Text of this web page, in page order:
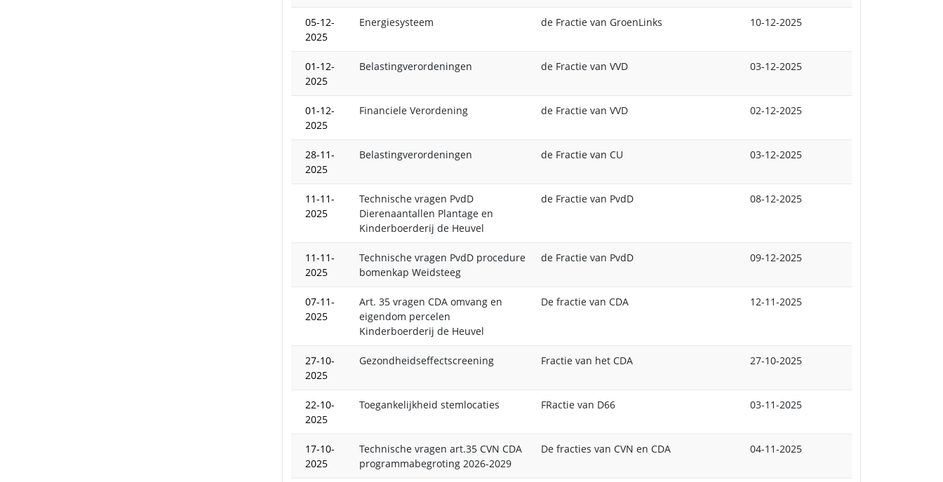
05-12-
2025
Energiesysteem de Fractie van GroenLinks 10-12-2025
01-12-
2025
Belastingverordeningen de Fractie van VVD 03-12-2025
01-12-
2025
Financiele Verordening de Fractie van VVD 02-12-2025
28-11-
2025
Belastingverordeningen de Fractie van CU 03-12-2025
11-11-
2025
Technische vragen PvdD
Dierenaantallen Plantage en
Kinderboerderij de Heuvel
de Fractie van PvdD 08-12-2025
11-11-
2025
Technische vragen PvdD procedure
bomenkap Weidsteeg
de Fractie van PvdD 09-12-2025
07-11-
2025
Art. 35 vragen CDA omvang en
eigendom percelen
Kinderboerderij de Heuvel
De fractie van CDA 12-11-2025
27-10-
2025
Gezondheidseffectscreening Fractie van het CDA 27-10-2025
22-10-
2025
Toegankelijkheid stemlocaties FRactie van D66 03-11-2025
17-10-
2025
Technische vragen art.35 CVN CDA
programmabegroting 2026-2029
De fracties van CVN en CDA 04-11-2025